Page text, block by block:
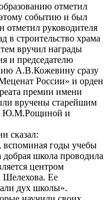
отметил
этому событию и был
руководителя
строительство храма
вручил награды
и председателю
А.В.Кожевину сразу
России» и орден
премии имени
вручены старейшим
Ю.М.Рощиной и
сказал:
вспоминая годы учебы
добрая школа проводила
центром
Шелехова. Ее
дух школы».